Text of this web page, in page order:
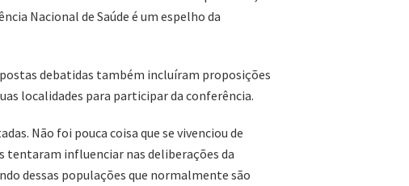
Nacional de Saúde é um espelho da
debatidas também incluíram proposições
localidades para participar da conferência.
Não foi pouca coisa que se vivenciou de
tentaram influenciar nas deliberações da
dessas populações que normalmente são